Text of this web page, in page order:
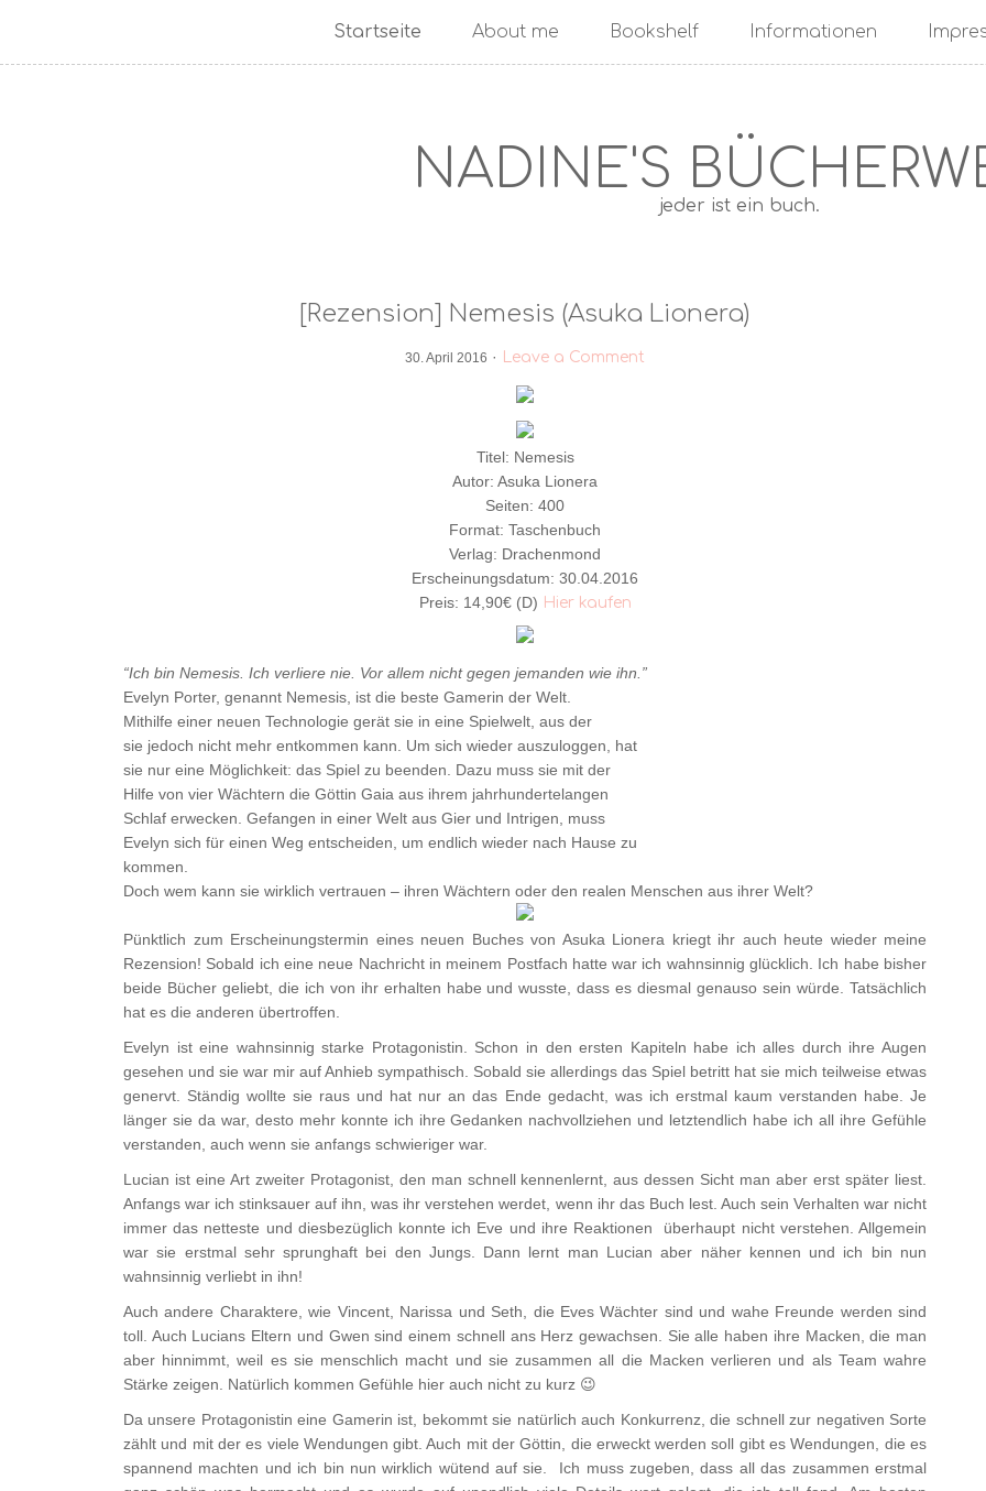
Startseite About me Bookshelf Informationen
NADINE'S
jeder ist ein buch.
[Rezension] Nemesis (Asuka Lionera)
30. April 2016 · Leave a Comment
Titel: Nemesis
Autor: Asuka Lionera
Seiten: 400
Format: Taschenbuch
Verlag: Drachenmond
Erscheinungsdatum: 30.04.2016
Preis: 14,90€ (D) Hier kaufen
“Ich bin Nemesis. Ich verliere nie. Vor allem nicht gegen jemanden wie ihn.”
Evelyn Porter, genannt Nemesis, ist die beste Gamerin der Welt.
Mithilfe einer neuen Technologie gerät sie in eine Spielwelt, aus der
sie jedoch nicht mehr entkommen kann. Um sich wieder auszuloggen, hat
sie nur eine Möglichkeit: das Spiel zu beenden. Dazu muss sie mit der
Hilfe von vier Wächtern die Göttin Gaia aus ihrem jahrhundertelangen
Schlaf erwecken. Gefangen in einer Welt aus Gier und Intrigen, muss
Evelyn sich für einen Weg entscheiden, um endlich wieder nach Hause zu
kommen.
Doch wem kann sie wirklich vertrauen – ihren Wächtern oder den realen Menschen aus ihrer Welt?
Pünktlich zum Erscheinungstermin eines neuen Buches von Asuka Lionera kriegt ihr auch heute wieder meine
Rezension! Sobald ich eine neue Nachricht in meinem Postfach hatte war ich wahnsinnig glücklich. Ich habe bisher
beide Bücher geliebt, die ich von ihr erhalten habe und wusste, dass es diesmal genauso sein würde. Tatsächlich
hat es die anderen übertroffen.
Evelyn ist eine wahnsinnig starke Protagonistin. Schon in den ersten Kapiteln habe ich alles durch ihre Augen
gesehen und sie war mir auf Anhieb sympathisch. Sobald sie allerdings das Spiel betritt hat sie mich teilweise etwas
genervt. Ständig wollte sie raus und hat nur an das Ende gedacht, was ich erstmal kaum verstanden habe. Je
länger sie da war, desto mehr konnte ich ihre Gedanken nachvollziehen und letztendlich habe ich all ihre Gefühle
verstanden, auch wenn sie anfangs schwieriger war.
Lucian ist eine Art zweiter Protagonist, den man schnell kennenlernt, aus dessen Sicht man aber erst später liest.
Anfangs war ich stinksauer auf ihn, was ihr verstehen werdet, wenn ihr das Buch lest. Auch sein Verhalten war nicht
immer das netteste und diesbezüglich konnte ich Eve und ihre Reaktionen überhaupt nicht verstehen. Allgemein
war sie erstmal sehr sprunghaft bei den Jungs. Dann lernt man Lucian aber näher kennen und ich bin nun
wahnsinnig verliebt in ihn!
Auch andere Charaktere, wie Vincent, Narissa und Seth, die Eves Wächter sind und wahe Freunde werden sind
toll. Auch Lucians Eltern und Gwen sind einem schnell ans Herz gewachsen. Sie alle haben ihre Macken, die man
aber hinnimmt, weil es sie menschlich macht und sie zusammen all die Macken verlieren und als Team wahre
Stärke zeigen. Natürlich kommen Gefühle hier auch nicht zu kurz 😉
Da unsere Protagonistin eine Gamerin ist, bekommt sie natürlich auch Konkurrenz, die schnell zur negativen Sorte
zählt und mit der es viele Wendungen gibt. Auch mit der Göttin, die erweckt werden soll gibt es Wendungen, die es
spannend machten und ich bin nun wirklich wütend auf sie. Ich muss zugeben, dass all das zusammen erstmal